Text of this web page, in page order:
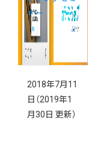
ナー
2018年7月11
日 （2019年1
月30日 更新）